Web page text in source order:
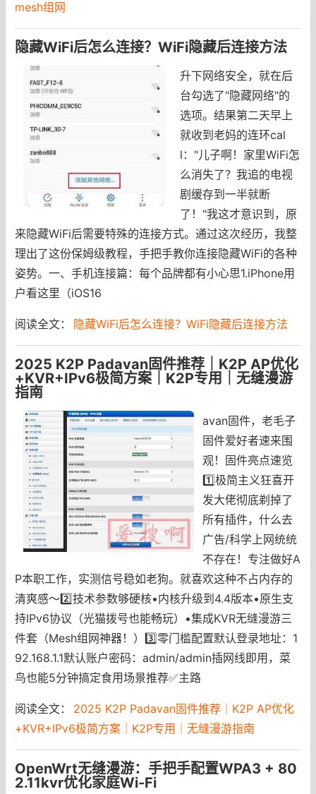
mesh组网
隐藏WiFi后怎么连接？WiFi隐藏后连接方法
升下网络安全，就在后
台勾选了"隐藏网络"的
选项。结果第二天早上
就收到老妈的连环cal
l："儿子啊！家里WiFi怎
么消失了？我追的电视
剧缓存到一半就断
了！"我这才意识到，原
来隐藏WiFi后需要特殊的连接方式。通过这次经历，我整
理出了这份保姆级教程，手把手教你连接隐藏WiFi的各种
姿势。一、手机连接篇：每个品牌都有小心思1.iPhone用
户看这里（iOS16
阅读全文： 隐藏WiFi后怎么连接？WiFi隐藏后连接方法
2025 K2P Padavan固件推荐｜K2P AP优化
+KVR+IPv6极简方案｜K2P专用｜无缝漫游
指南
avan固件，老毛子
固件爱好者速来围
观！固件亮点速览
1️⃣极简主义狂喜开
发大佬彻底剃掉了
所有插件，什么去
广告/科学上网统统
不存在！专注做好A
P本职工作，实测信号稳如老狗。就喜欢这种不占内存的
清爽感～2️⃣技术参数够硬核•内核升级到4.4版本•原生支
持IPv6协议（光猫拨号也能畅玩）•集成KVR无缝漫游三
件套（Mesh组网神器！）3️⃣零门槛配置默认登录地址：1
92.168.1.1默认账户密码：admin/admin插网线即用，菜
鸟也能5分钟搞定食用场景推荐✅主路
阅读全文：
2025 K2P Padavan固件推荐｜K2P AP优化
+KVR+IPv6极简方案｜K2P专用｜无缝漫游指南
OpenWrt无缝漫游：手把手配置WPA3 + 80
2.11kvr优化家庭Wi-Fi